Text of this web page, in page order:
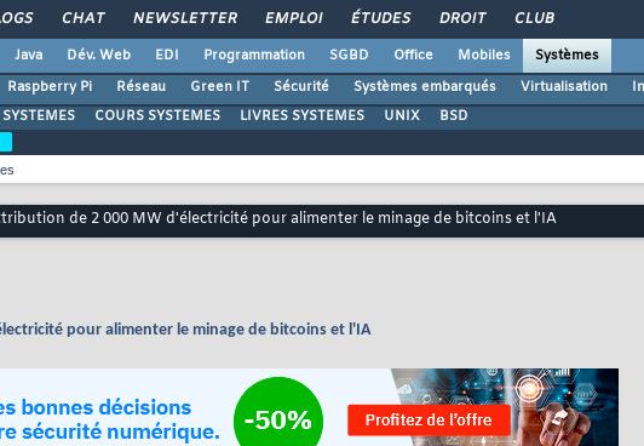
CHAT NEWSLETTER EMPLOI ÉTUDES DROIT CLUB
Java Dév. Web EDI Programmation SGBD Office Mobiles
Systèmes
Raspberry Pi Réseau Green IT Sécurité Systèmes embarqués Virtualisation
COURS SYSTEMES LIVRES SYSTEMES UNIX BSD
de 2 000 MW d'électricité pour alimenter le minage de bitcoins et l'IA
pour alimenter le minage de bitcoins et l'IA